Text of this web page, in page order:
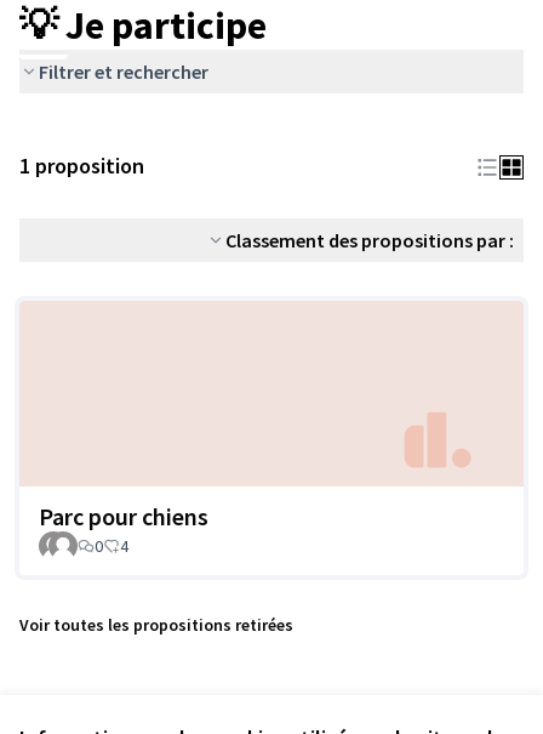
💡 Je participe
Filtrer et rechercher
1 proposition
Classement des propositions par :
Parc pour chiens
0 4
Voir toutes les propositions retirées